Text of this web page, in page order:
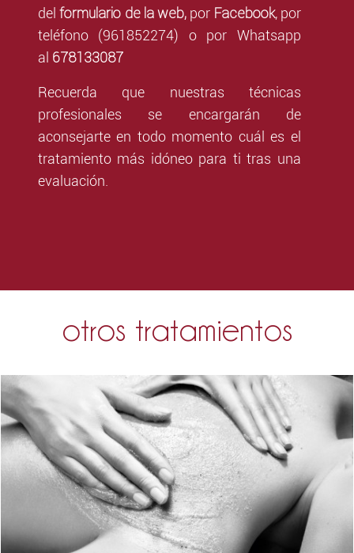
del formulario de la web, por Facebook, por
teléfono (961852274) o por Whatsapp
al 678133087
Recuerda que nuestras técnicas
profesionales se encargarán de
aconsejarte en todo momento cuál es el
tratamiento más idóneo para ti tras una
evaluación.
otros tratamientos